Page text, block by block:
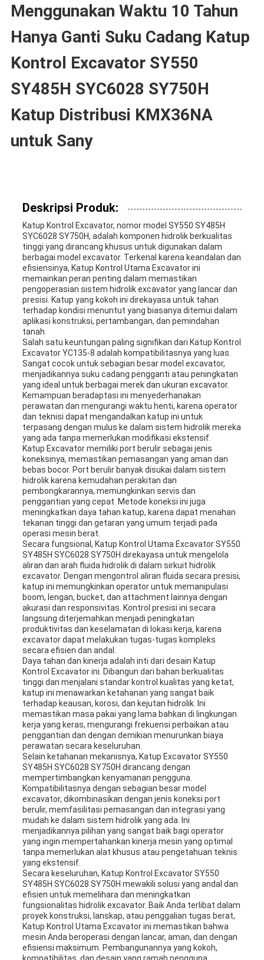
POLICY
Menggunakan Waktu 10 Tahun
Hanya Ganti Suku Cadang Katup
Kontrol Excavator SY550
SY485H SYC6028 SY750H
Katup Distribusi KMX36NA
untuk Sany
Deskripsi Produk:
Katup Kontrol Excavator, nomor model SY550 SY485H
SYC6028 SY750H, adalah komponen hidrolik berkualitas
tinggi yang dirancang khusus untuk digunakan dalam
berbagai model excavator. Terkenal karena keandalan dan
efisiensinya, Katup Kontrol Utama Excavator ini
memainkan peran penting dalam memastikan
pengoperasian sistem hidrolik excavator yang lancar dan
presisi. Katup yang kokoh ini direkayasa untuk tahan
terhadap kondisi menuntut yang biasanya ditemui dalam
aplikasi konstruksi, pertambangan, dan pemindahan
tanah.
Salah satu keuntungan paling signifikan dari Katup Kontrol
Excavator YC135-8 adalah kompatibilitasnya yang luas.
Sangat cocok untuk sebagian besar model excavator,
menjadikannya suku cadang pengganti atau peningkatan
yang ideal untuk berbagai merek dan ukuran excavator.
Kemampuan beradaptasi ini menyederhanakan
perawatan dan mengurangi waktu henti, karena operator
dan teknisi dapat mengandalkan katup ini untuk
terpasang dengan mulus ke dalam sistem hidrolik mereka
yang ada tanpa memerlukan modifikasi ekstensif.
Katup Excavator memiliki port berulir sebagai jenis
koneksinya, memastikan pemasangan yang aman dan
bebas bocor. Port berulir banyak disukai dalam sistem
hidrolik karena kemudahan perakitan dan
pembongkarannya, memungkinkan servis dan
penggantian yang cepat. Metode koneksi ini juga
meningkatkan daya tahan katup, karena dapat menahan
tekanan tinggi dan getaran yang umum terjadi pada
operasi mesin berat.
Secara fungsional, Katup Kontrol Utama Excavator SY550
SY485H SYC6028 SY750H direkayasa untuk mengelola
aliran dan arah fluida hidrolik di dalam sirkuit hidrolik
excavator. Dengan mengontrol aliran fluida secara presisi,
katup ini memungkinkan operator untuk memanipulasi
boom, lengan, bucket, dan attachment lainnya dengan
akurasi dan responsivitas. Kontrol presisi ini secara
langsung diterjemahkan menjadi peningkatan
produktivitas dan keselamatan di lokasi kerja, karena
excavator dapat melakukan tugas-tugas kompleks
secara efisien dan andal.
Daya tahan dan kinerja adalah inti dari desain Katup
Kontrol Excavator ini. Dibangun dari bahan berkualitas
tinggi dan menjalani standar kontrol kualitas yang ketat,
katup ini menawarkan ketahanan yang sangat baik
terhadap keausan, korosi, dan kejutan hidrolik. Ini
memastikan masa pakai yang lama bahkan di lingkungan
kerja yang keras, mengurangi frekuensi perbaikan atau
penggantian dan dengan demikian menurunkan biaya
perawatan secara keseluruhan.
Selain ketahanan mekanisnya, Katup Excavator SY550
SY485H SYC6028 SY750H dirancang dengan
mempertimbangkan kenyamanan pengguna.
Kompatibilitasnya dengan sebagian besar model
excavator, dikombinasikan dengan jenis koneksi port
berulir, memfasilitasi pemasangan dan integrasi yang
mudah ke dalam sistem hidrolik yang ada. Ini
menjadikannya pilihan yang sangat baik bagi operator
yang ingin mempertahankan kinerja mesin yang optimal
tanpa memerlukan alat khusus atau pengetahuan teknis
yang ekstensif.
Secara keseluruhan, Katup Kontrol Excavator SY550
SY485H SYC6028 SY750H mewakili solusi yang andal dan
efisien untuk memelihara dan meningkatkan
fungsionalitas hidrolik excavator. Baik Anda terlibat dalam
proyek konstruksi, lanskap, atau penggalian tugas berat,
Katup Kontrol Utama Excavator ini memastikan bahwa
mesin Anda beroperasi dengan lancar, aman, dan dengan
efisiensi maksimum. Pembangunannya yang kokoh,